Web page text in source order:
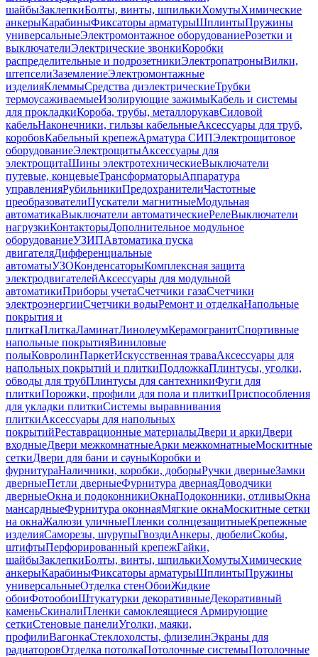
шайбыЗаклепкиБолты, винты, шпилькиХомутыХимические
анкерыКарабиныФиксаторы арматурыШплинтыПружины
универсальныеЭлектромонтажное оборудованиеРозетки и
выключателиЭлектрические звонкиКоробки
распределительные и подрозетникиЭлектропатроныВилки,
штепселиЗаземлениеЭлектромонтажные
изделияКлеммыСредства диэлектрическиеТрубки
термоусаживаемыеИзолирующие зажимыКабель и системы
для прокладкиКороба, трубы, металлорукавСиловой
кабельНаконечники, гильзы кабельныеАксессуары для труб,
коробовКабельный крепежАрматура СИПЭлектрощитовое
оборудованиеЭлектрощитыАксессуары для
электрощитаШины электротехническиеВыключатели
путевые, концевыеТрансформаторыАппаратура
управленияРубильникиПредохранителиЧастотные
преобразователиПускатели магнитныеМодульная
автоматикаВыключатели автоматическиеРелеВыключатели
нагрузкиКонтакторыДополнительное модульное
оборудованиеУЗИПАвтоматика пуска
двигателяДифференциальные
автоматыУЗОКонденсаторыКомплексная защита
электродвигателейАксессуары для модульной
автоматикиПриборы учетаСчетчики газаСчетчики
электроэнергииСчетчики водыРемонт и отделкаНапольные
покрытия и
плиткаПлиткаЛаминатЛинолеумКерамогранитСпортивные
напольные покрытияВиниловые
полыКовролинПаркетИскусственная траваАксессуары для
напольных покрытий и плиткиПодложкаПлинтусы, уголки,
обводы для трубПлинтусы для сантехникиФуги для
плиткиПорожки, профили для пола и плиткиПриспособления
для укладки плиткиСистемы выравнивания
плиткиАксессуары для напольных
покрытийРеставрационные материалыДвери и аркиДвери
входныеДвери межкомнатныеАрки межкомнатныеМоскитные
сеткиДвери для бани и сауныКоробки и
фурнитураНаличники, коробки, доборыРучки дверныеЗамки
дверныеПетли дверныеФурнитура двернаяДоводчики
дверныеОкна и подоконникиОкнаПодоконники, отливыОкна
мансардныеФурнитура оконнаяМягкие окнаМоскитные сетки
на окнаЖалюзи уличныеПленки солнцезащитныеКрепежные
изделияСаморезы, шурупыГвоздиАнкеры, дюбелиСкобы,
штифтыПерфорированный крепежГайки,
шайбыЗаклепкиБолты, винты, шпилькиХомутыХимические
анкерыКарабиныФиксаторы арматурыШплинтыПружины
универсальныеОтделка стенОбоиЖидкие
обоиФотообоиШтукатурки декоративныеДекоративный
каменьСкиналиПленки самоклеящиеся Армирующие
сеткиСтеновые панелиУголки, маяки,
профилиВагонкаСтеклохолсты, флизелинЭкраны для
радиаторовОтделка потолкаПотолочные системыПотолочные